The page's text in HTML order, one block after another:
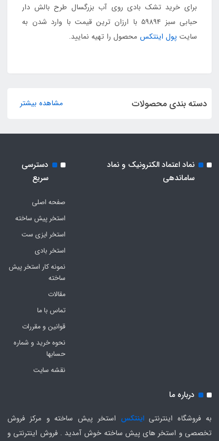
برای خرید تشک بادی روی آب بزرگسال طرح بالش دار
حبابی سبز 59894 با ارزان ترین قیمت با وارد شدن به
سایت پول اینتکس محصول را تهیه نمایید.
دسته بندی محصولات مشاهده بیشتر
نماد اعتماد الکترونیک و نماد
ساماندهی
دسترسی
سریع
صفحه اصلی
استخر پیش ساخته
استخر ایزی ست
استخر بادی
نمونه کار استخر پیش
ساخته
مقالات
تماس با ما
قوانین و مقررات
نحوه خرید و شماره
حسابها
نقشه سایت
درباره ما
به فروشگاه اینترنتیاینتکس استخر پیش ساخته و مرکز فروش
تخصصی و استخر های پیش ساخته خوش آمدید . فروش اینترنتی و